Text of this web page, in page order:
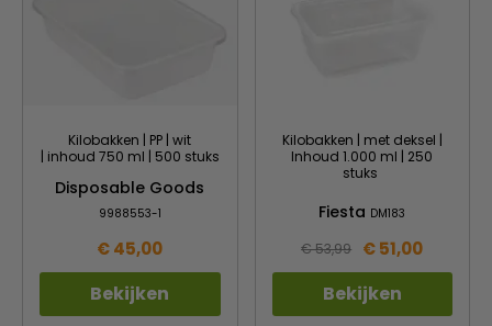
Kilobakken | PP | wit
| inhoud 750 ml | 500 stuks
Disposable Goods
9988553-1
€ 45,00
Bekijken
Kilobakken | met deksel |
Inhoud 1.000 ml | 250
stuks
Fiesta DM183
€ 53,99 € 51,00
Bekijken